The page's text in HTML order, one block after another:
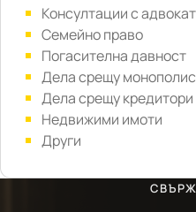
Консултации с адвокат
Семейно право
Погасителна давност
Дела срещу
Дела срещу кредитори
Недвижими имоти
Други